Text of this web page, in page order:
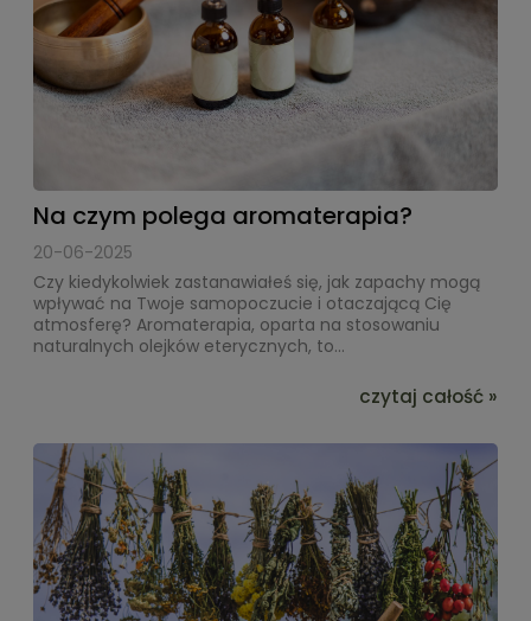
Na czym polega aromaterapia?
20-06-2025
Czy kiedykolwiek zastanawiałeś się, jak zapachy mogą
wpływać na Twoje samopoczucie i otaczającą Cię
atmosferę? Aromaterapia, oparta na stosowaniu
naturalnych olejków eterycznych, to...
czytaj całość »